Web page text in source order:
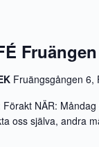
Fruängsgången 6,
Förakt NÄR:
oss själva, andra